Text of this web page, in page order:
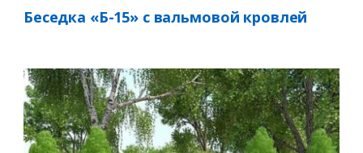
Беседка «Б-15» с вальмовой кровлей